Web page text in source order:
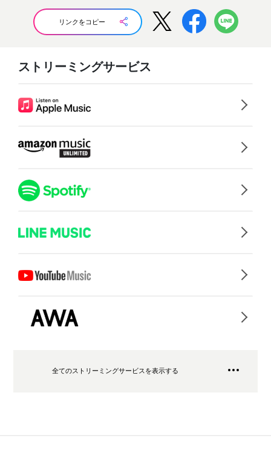
リンクをコピー
ストリーミングサービス
全てのストリーミングサービスを表示する